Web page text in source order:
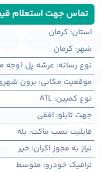
تماس جهت استعلام
استان: کرمان
شهر: كرمان
نوع رسانه: عرشه پل (وجه
موقعیت مکانی: برون
نوع کمپین:
ATL
جهت تابلو: افقی
قابلیت نصب ماکت: بله
نیاز به مجوز اکران: خیر
ترافیک خودرو: متوسط